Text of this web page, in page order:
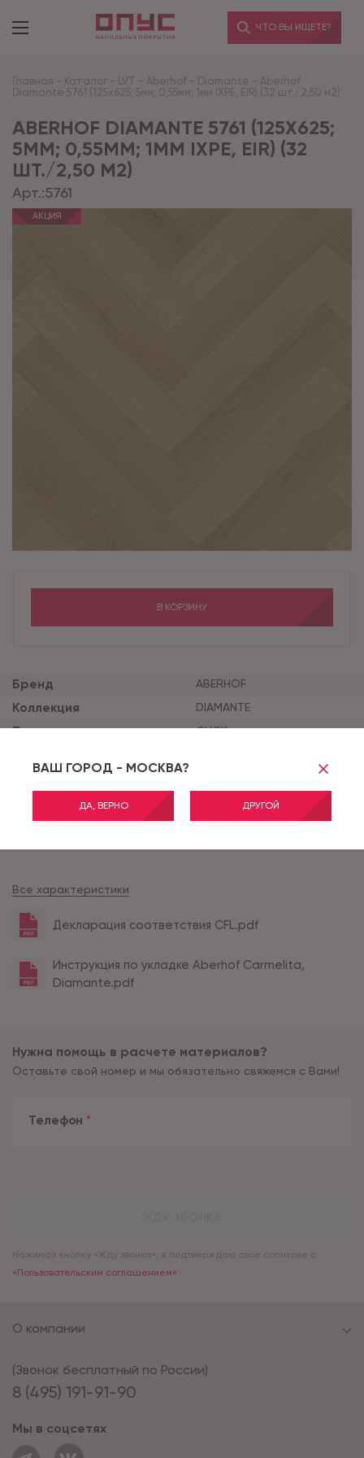
ВАШ ГОРОД - МОСКВА?
ДА, ВЕРНО ДРУГОЙ
ЧТО ВЫ ИЩЕТЕ?
Главная - Каталог - LVT - Aberhof - Diamante - Aberhof
Diamante 5761 (125x625; 5мм; 0,55мм; 1мм IXPE, EIR) (32 шт./2,50 м2)
ABERHOF DIAMANTE 5761 (125X625;
5ММ; 0,55ММ; 1ММ IXPE, EIR) (32
ШТ./2,50 М2)
Арт.:5761
АКЦИЯ
Бренд ABERHOF
Коллекция DIAMANTE
Тип соединения CLICK
Толщина защитного сло
я (мм)
Тиснение
Все характеристики
Декларация соответствия CFL.pdf
Инструкция по укладке Aberhof Carmelita,
Diamante.pdf
В КОРЗИНУ
Нужна помощь в расчете материалов?
Оставьте свой номер и мы обязательно свяжемся с Вами!
Телефон *
Нажимая кнопку «Жду звонка», я подтверждаю свое согласие с
«Пользовательским соглашением»
8 (495) 191-91-90
(Звонок бесплатный по России)
Мы в соцсетях
О компании